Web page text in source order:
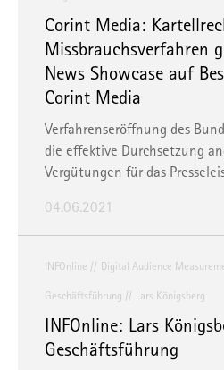
Corint Media:
Missbrauchsverfahren
News Showcase auf
Corint Media
Verfahrenseröffnung des
die effektive Durchsetzung
Vergütungen für das
04.06.2021
INFOnline Digital Audience
Geschäftsführung Lars Königsberg
INFOnline: Lars
Geschäftsführung